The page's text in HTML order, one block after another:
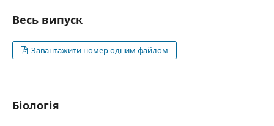
Весь випуск
Завантажити номер одним файлом
Біологія